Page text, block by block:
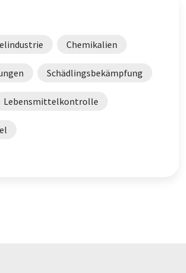
Chemikalien
Schädlingsbekämpfung
Lebensmittelkontrolle